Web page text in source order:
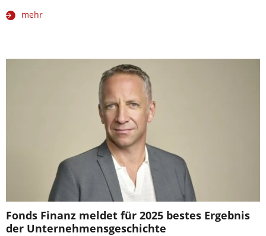
mehr
Fonds Finanz meldet für 2025 bestes Ergebnis
der Unternehmensgeschichte